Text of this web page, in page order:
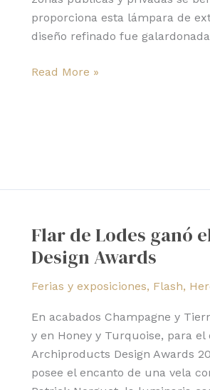
proporciona esta lámpara de
diseño refinado fue
Read More »
Flar de Lodes ganó
Design Awards
Ferias y exposiciones, Flash,
En acabados Champagne y
y en Honey y Turquoise, para
Archiproducts Design Awards
posee el encanto de una vela
Lodes
ganó
Archiproducts